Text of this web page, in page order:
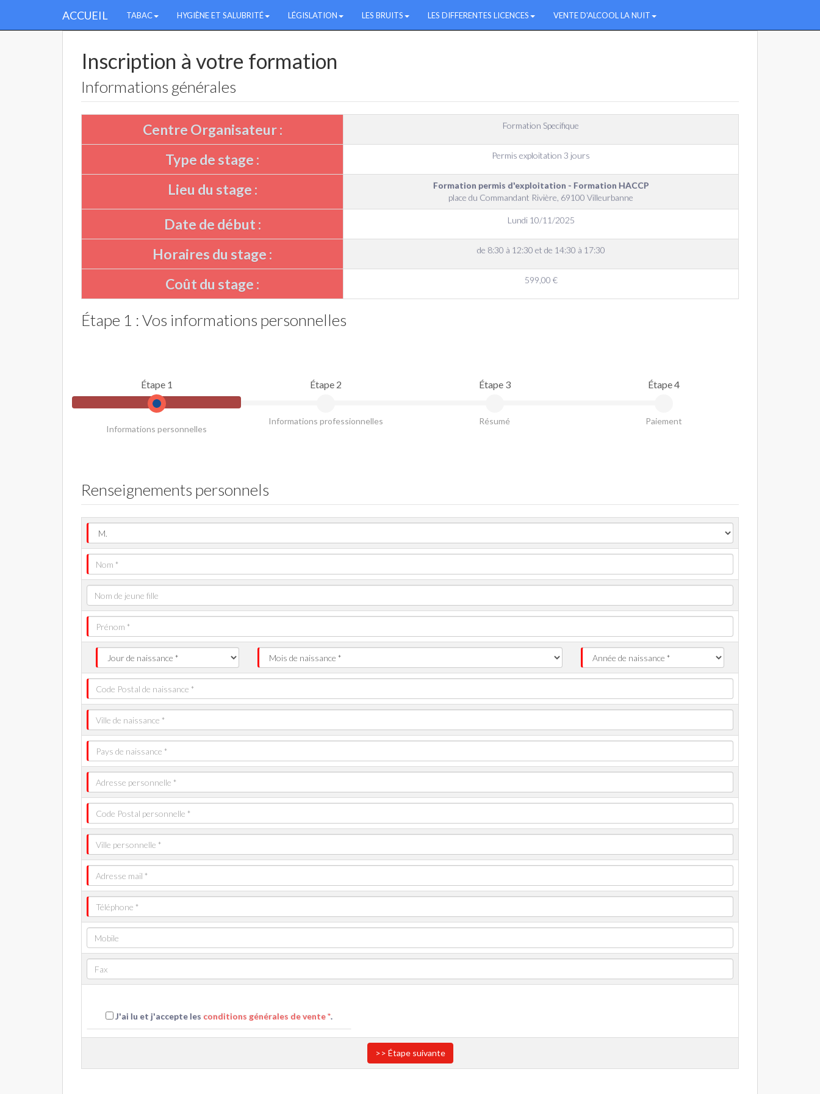
ACCUEIL TABAC HYGIÈNE ET SALUBRITÉ LÉGISLATION LES BRUITS LES DIFFERENTES LICENCES VENTE D'ALCOOL LA NUIT
Inscription à votre formation
Informations générales
Centre Organisateur : Formation Specifique
Type de stage : Permis exploitation 3 jours
Lieu du stage :
Formation permis d'exploitation - Formation HACCP
place du Commandant Rivière, 69100 Villeurbanne
Date de début : Lundi 10/11/2025
Horaires du stage : de 8:30 à 12:30 et de 14:30 à 17:30
Coût du stage : 599,00 €
Étape 1 : Vos informations personnelles
Étape 1
Informations personnelles
Étape 2
Informations professionnelles
Étape 3
Résumé
Étape 4
Paiement
Renseignements personnels
J'ai lu et j'accepte les conditions générales de vente *.
>> Étape suivante